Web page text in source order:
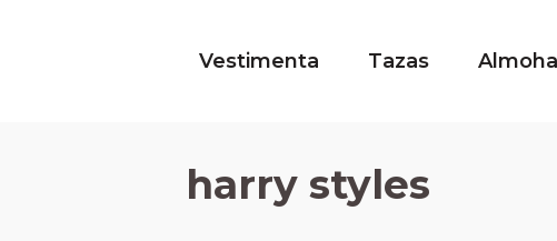
Vestimenta Tazas
harry styles